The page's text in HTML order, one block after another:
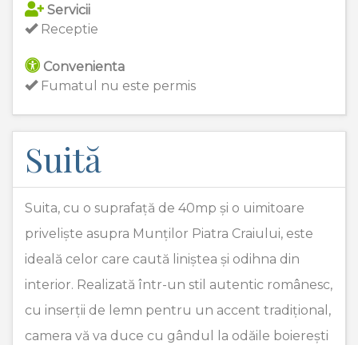
Servicii
Receptie
Convenienta
Fumatul nu este permis
Suită
Suita, cu o suprafață de 40mp și o uimitoare
priveliște asupra Munților Piatra Craiului, este
ideală celor care caută liniștea și odihna din
interior. Realizată într-un stil autentic românesc,
cu inserții de lemn pentru un accent tradițional,
camera vă va duce cu gândul la odăile boierești